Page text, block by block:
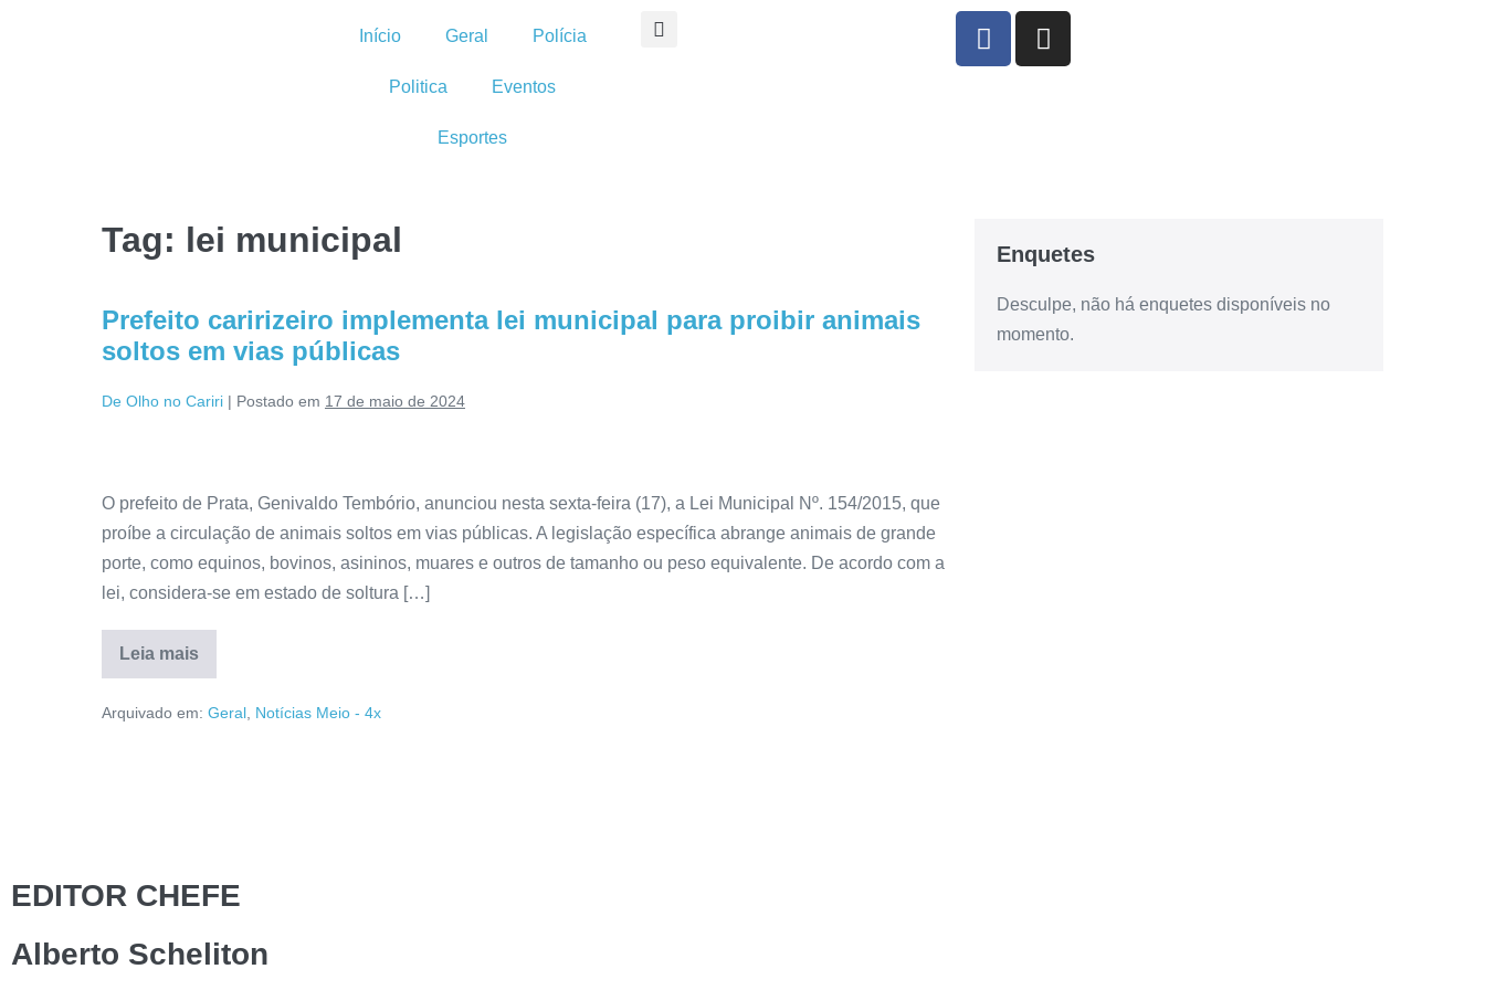
Início Geral Polícia
Politica Eventos
Esportes
Tag: lei municipal
Prefeito caririzeiro implementa lei municipal para proibir animais
soltos em vias públicas
De Olho no Cariri | Postado em 17 de maio de 2024
O prefeito de Prata, Genivaldo Tembório, anunciou nesta sexta-feira (17), a Lei Municipal Nº. 154/2015, que
proíbe a circulação de animais soltos em vias públicas. A legislação específica abrange animais de grande
porte, como equinos, bovinos, asininos, muares e outros de tamanho ou peso equivalente. De acordo com a
lei, considera-se em estado de soltura […]
Leia mais
Arquivado em: Geral Notícias Meio - 4x
Enquetes
Desculpe, não há enquetes disponíveis no
momento.
EDITOR CHEFE
Alberto Scheliton